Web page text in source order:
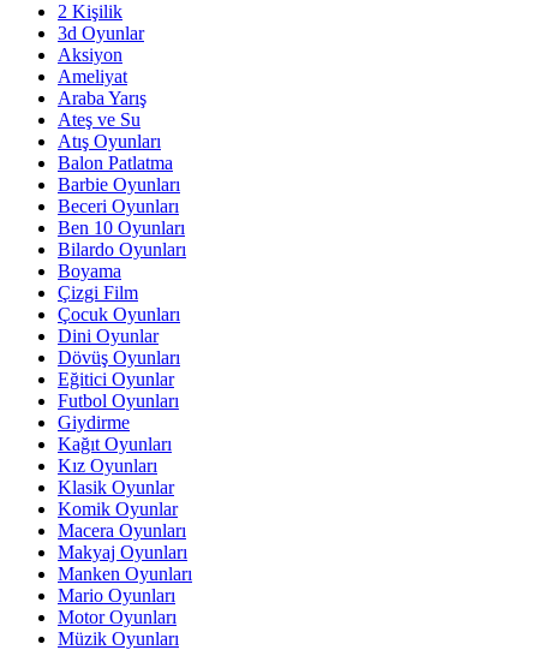
2 Kişilik
3d Oyunlar
Aksiyon
Ameliyat
Araba Yarış
Ateş ve Su
Atış Oyunları
Balon Patlatma
Barbie Oyunları
Beceri Oyunları
Ben 10 Oyunları
Bilardo Oyunları
Boyama
Çizgi Film
Çocuk Oyunları
Dini Oyunlar
Dövüş Oyunları
Eğitici Oyunlar
Futbol Oyunları
Giydirme
Kağıt Oyunları
Kız Oyunları
Klasik Oyunlar
Komik Oyunlar
Macera Oyunları
Makyaj Oyunları
Manken Oyunları
Mario Oyunları
Motor Oyunları
Müzik Oyunları